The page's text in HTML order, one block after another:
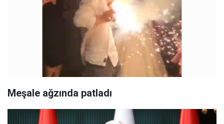
Meşale ağzında patladı